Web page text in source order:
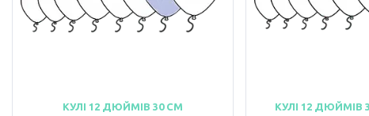
КУЛІ 12 ДЮЙМІВ 30 СМ
КУЛІ 12 ДЮЙМІВ